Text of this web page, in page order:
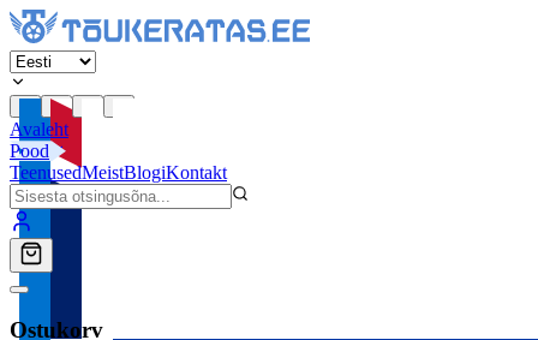
Avaleht
Pood
TeenusedMeistBlogiKontakt
Ostukorv